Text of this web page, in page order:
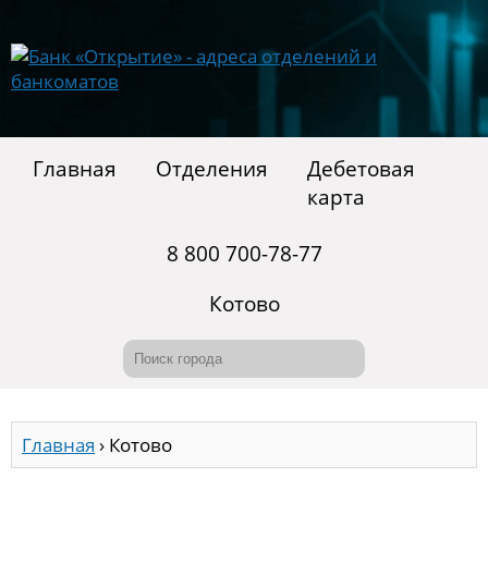
Главная Отделения
Дебетовая
карта
8 800 700-78-77
Котово
Главная › Котово